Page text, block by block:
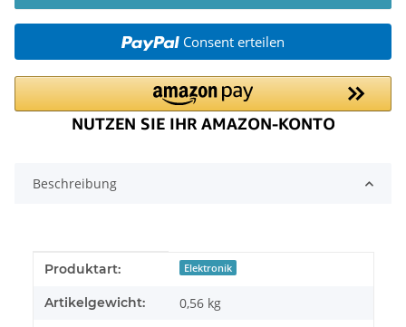
Consent erteilen
Beschreibung
Produkteigenschaft
Wert
Produktart: Elektronik
Artikelgewicht: 0,56 kg